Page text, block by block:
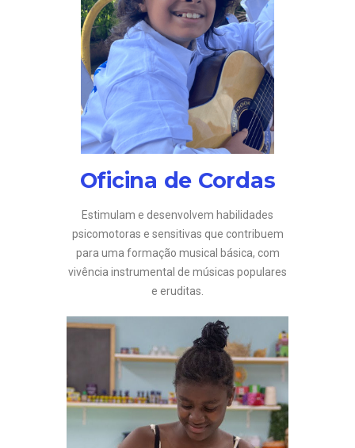
Oficina de Cordas
Estimulam e desenvolvem habilidades
psicomotoras e sensitivas que contribuem
para uma formação musical básica, com
vivência instrumental de músicas populares
e eruditas.